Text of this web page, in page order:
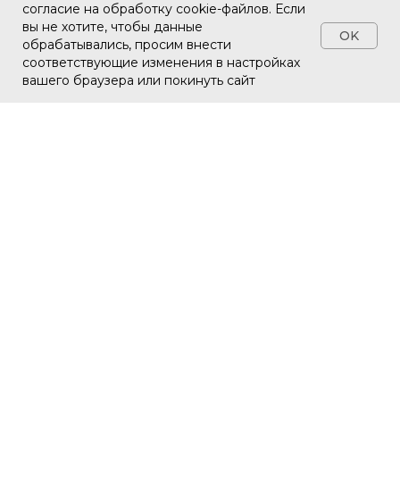
согласие на обработку cookie-файлов. Если
вы не хотите, чтобы данные
обрабатывались, просим внести
соответствующие изменения в настройках
вашего браузера или покинуть сайт
OK